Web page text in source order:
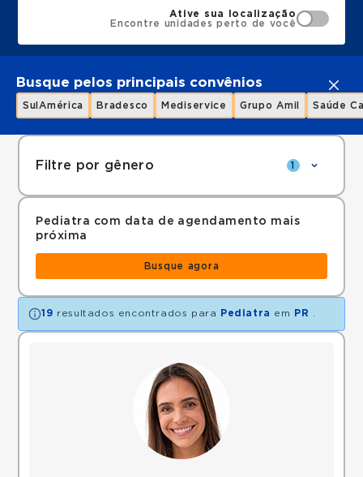
Ative sua localização
Encontre unidades perto de você
Busque pelos principais convênios
SulAmérica Bradesco Mediservice Grupo Amil Saúde
Filtre por gênero 1
Pediatra com data de agendamento mais
próxima
Busque agora
19 resultados encontrados para Pediatra em PR